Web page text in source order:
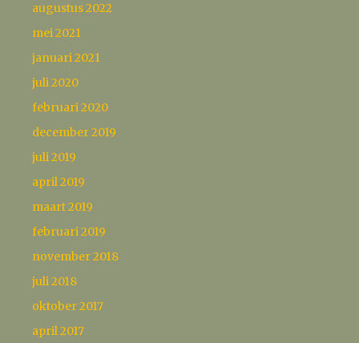
augustus 2022
mei 2021
januari 2021
juli 2020
februari 2020
december 2019
juli 2019
april 2019
maart 2019
februari 2019
november 2018
juli 2018
oktober 2017
april 2017